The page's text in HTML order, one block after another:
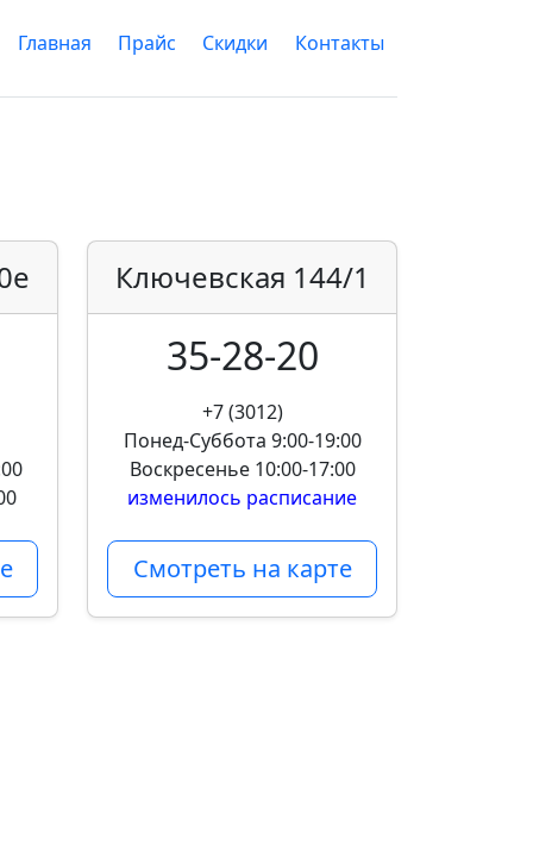
Главная Прайс Скидки Контакты
Ключевская 144/1
35-28-20
+7 (3012)
Понед-Суббота 9:00-19:00
Воскресенье 10:00-17:00
изменилось расписание
Смотреть на карте